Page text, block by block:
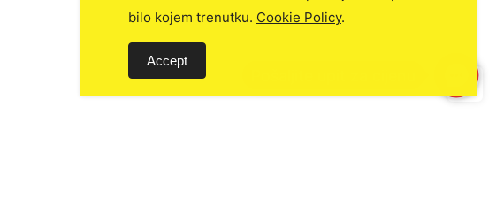
bilo kojem trenutku. Cookie Policy.
Accept